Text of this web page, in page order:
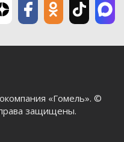
«Гомель». ©
защищены.